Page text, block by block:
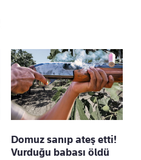
Domuz sanıp ateş etti!
Vurduğu babası öldü